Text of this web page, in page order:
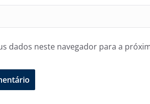
dados neste navegador para a